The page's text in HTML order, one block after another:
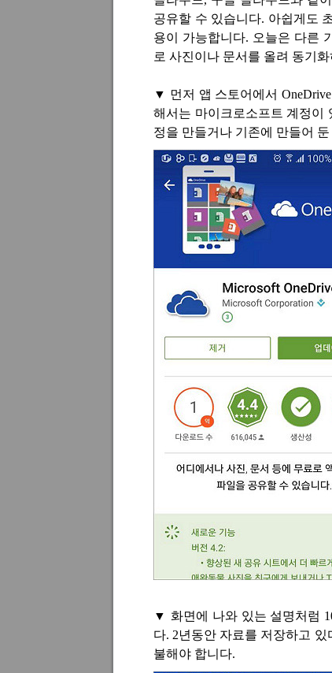
공유할 수 있습니다. 아쉽게도
용이 가능합니다. 오늘은 다른
로 사진이나 문서를 올려 동기
▼ 먼저 앱 스토어에서OneDrive
해서는 마이크로소프트 계정이
정을 만들거나 기존에 만들어
▼ 화면에 나와 있는 설명처럼
다. 2년동안 자료를 저장하고 있
불해야 합니다.